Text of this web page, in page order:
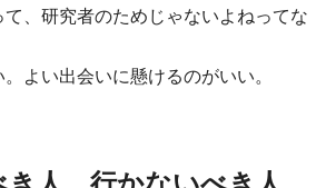
、研究者のためじゃないよねってな
よい出会いに懸けるのがいい。